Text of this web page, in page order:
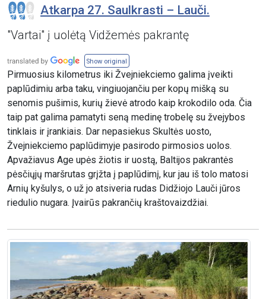
Atkarpa 27. Saulkrasti – Lauči.
"Vartai" į uolėtą Vidžemės pakrantę
Show original
Pirmuosius kilometrus iki Žvejniekciemo galima įveikti
paplūdimiu arba taku, vingiuojančiu per kopų mišką su
senomis pušimis, kurių žievė atrodo kaip krokodilo oda. Čia
taip pat galima pamatyti seną medinę trobelę su žvejybos
tinklais ir įrankiais. Dar nepasiekus Skultės uosto,
Žvejniekciemo paplūdimyje pasirodo pirmosios uolos.
Apvažiavus Age upės žiotis ir uostą, Baltijos pakrantės
pėsčiųjų maršrutas grįžta į paplūdimį, kur jau iš tolo matosi
Arnių kyšulys, o už jo atsiveria rudas Didžiojo Lauči jūros
riedulio nugara. Įvairūs pakrančių kraštovaizdžiai.